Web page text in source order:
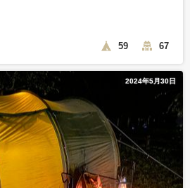
59 67
2024年5月30日